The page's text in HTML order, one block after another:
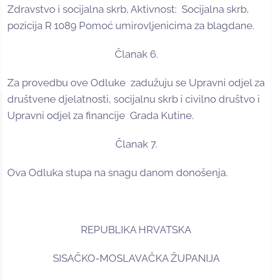
Zdravstvo i socijalna skrb, Aktivnost: Socijalna skrb,
pozicija R 1089 Pomoć umirovljenicima za blagdane.
Članak 6.
Za provedbu ove Odluke zadužuju se Upravni odjel za
društvene djelatnosti, socijalnu skrb i civilno društvo i
Upravni odjel za financije Grada Kutine.
Članak 7.
Ova Odluka stupa na snagu danom donošenja.
REPUBLIKA HRVATSKA
SISAČKO-MOSLAVAČKA ŽUPANIJA